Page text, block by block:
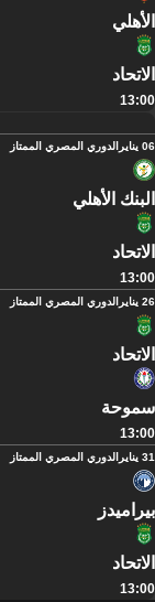
الأهلي
الاتحاد
13:00
06 يناير الدوري المصري الممتاز
البنك الأهلي
الاتحاد
13:00
26 يناير الدوري المصري الممتاز
الاتحاد
سموحة
13:00
31 يناير الدوري المصري الممتاز
بيراميدز
الاتحاد
13:00